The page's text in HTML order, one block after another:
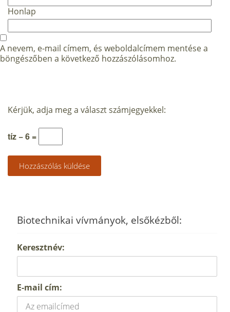
Honlap
A nevem, e-mail címem, és weboldalcímem mentése a
böngészőben a következő hozzászólásomhoz.
Kérjük, adja meg a választ számjegyekkel:
tíz − 6 =
Biotechnikai vívmányok, elsőkézből:
Keresztnév:
E-mail cím: